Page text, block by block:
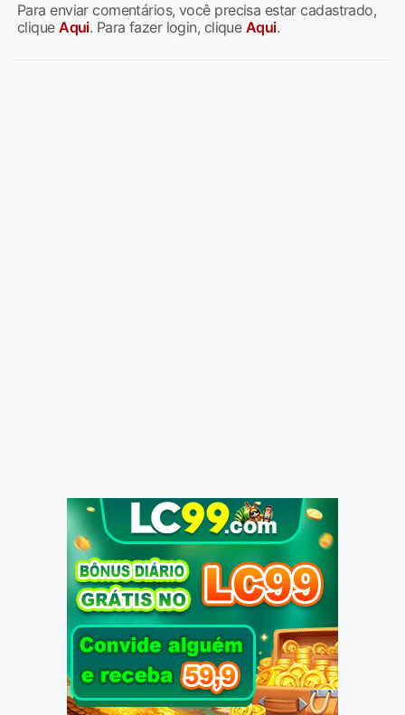
Para enviar comentários, você precisa estar cadastrado,
cliqueAqui. Para fazer login, clique Aqui.